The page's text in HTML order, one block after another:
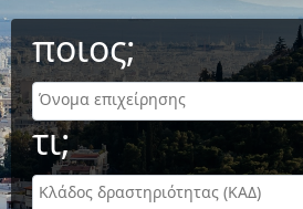
ποιος;
τι;